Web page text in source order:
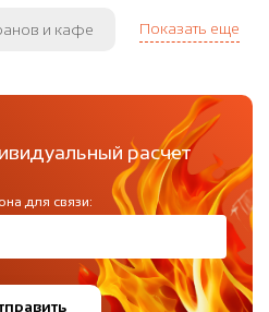
и кафе Показать еще
расчет
для связи: